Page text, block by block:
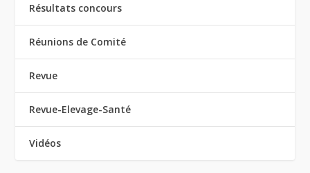
Résultats concours
Réunions de Comité
Revue
Revue-Elevage-Santé
Vidéos